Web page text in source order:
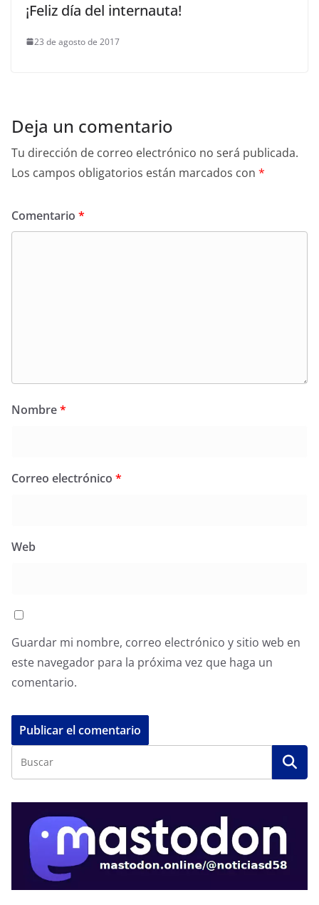
¡Feliz día del internauta!
23 de agosto de 2017
Deja un comentario
Tu dirección de correo electrónico no será publicada.
Los campos obligatorios están marcados con *
Comentario *
Nombre*
Correo electrónico *
Web
Guardar mi nombre, correo electrónico y sitio web en
este navegador para la próxima vez que haga un
comentario.